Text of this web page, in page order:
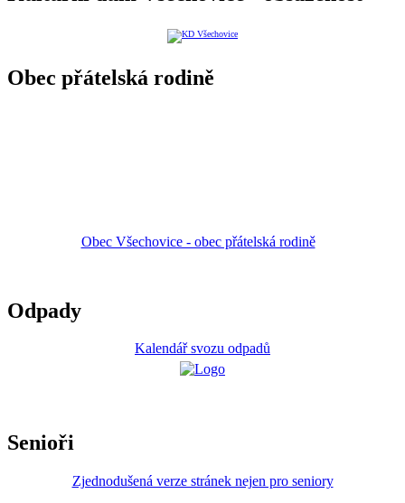
Obec přátelská rodině
Obec Všechovice - obec přátelská rodině
Odpady
Kalendář svozu odpadů
Senioři
Zjednodušená verze stránek nejen pro seniory